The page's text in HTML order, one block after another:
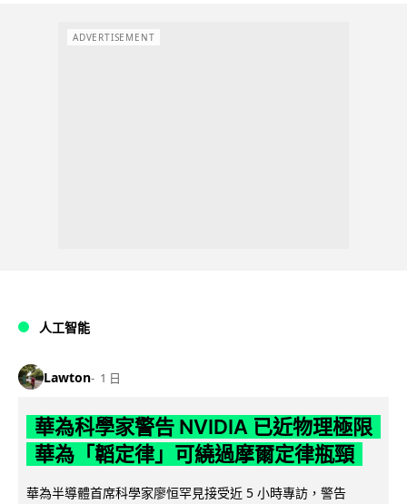
ADVERTISEMENT
人工智能
Lawton 1 日
華為科學家警告 NVIDIA 已近物理極限
華為「韜定律」可繞過摩爾定律瓶頸
華為半導體首席科學家廖恒罕見接受近 5 小時專訪，警告